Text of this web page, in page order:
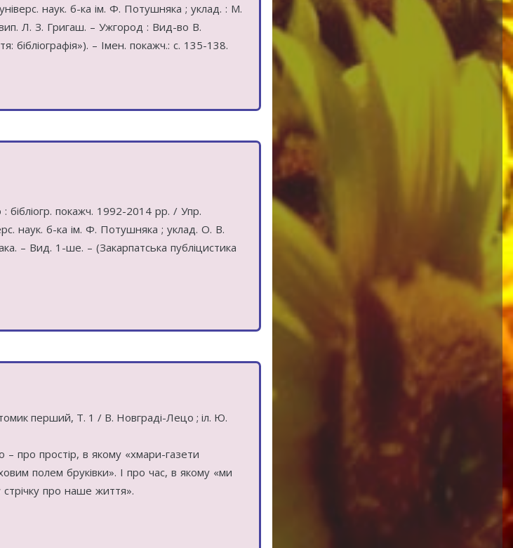
наук. б-ка ім. Ф. Потушняка ; уклад. : М.
Л. З. Григаш. – Ужгород : Вид-во В.
бібліографія»). – Імен. покажч.: с. 135-138.
бібліогр. покажч. 1992-2014 рр. / Упр.
наук. б-ка ім. Ф. Потушняка ; уклад. О. В.
– Вид. 1-ше. – (Закарпатська публіцистика
перший, Т. 1 / В. Новграді-Лецо ; іл. Ю.
про простір, в якому «хмари-газети
полем бруківки». І про час, в якому «ми
про наше життя».